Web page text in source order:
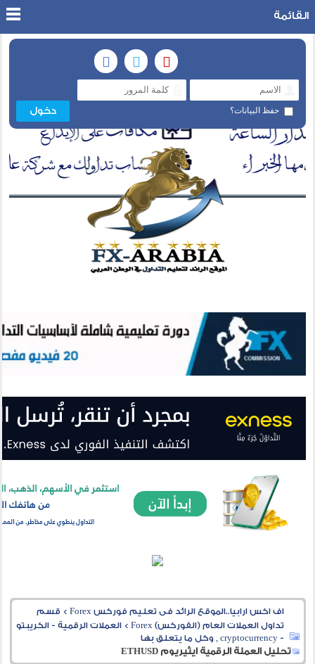
حفظ البيانات؟
القائمة
اف اكس ارابيا..الموقع الرائد فى تعليم فوركس Forex > قسم
تداول العملات العام (الفوركس) Forex
>العملات الرقمية - الكريبتو
- cryptocurrency , وكل ما يتعلق بها
تحليل العملة الرقمية ايثيريوم ETHUSD